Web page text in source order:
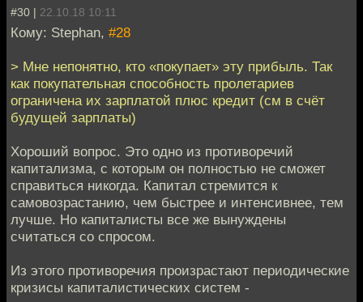
#30 | 22.10.18 10:11
Кому: Stephan, #28
> Мне непонятно, кто «покупает» эту прибыль. Так
как покупательная способность пролетариев
ограничена их зарплатой плюс кредит (см в счёт
будущей зарплаты)
Хороший вопрос. Это одно из противоречий
капитализма, с которым он полностью не сможет
справиться никогда. Капитал стремится к
самовозрастанию, чем быстрее и интенсивнее, тем
лучше. Но капиталисты все же вынуждены
считаться со спросом.
Из этого противоречия произрастают периодические
кризисы капиталистических систем -